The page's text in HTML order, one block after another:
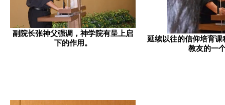
副院长张神父强调，神学院有呈上启
下的作用。
延续以往的信仰培育
教友的一